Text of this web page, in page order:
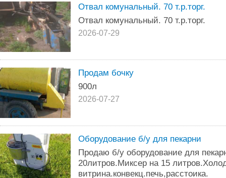
Отвал комунальный. 70 т.р.торг.
Отвал комунальный. 70 т.р.торг.
2026-07-29
Продам бочку
900л
2026-07-27
Оборудование б/у для пекарни
Продаю б/у оборудование для
20литров.Миксер на 15
витрина.конвекц.печь,расстоика.